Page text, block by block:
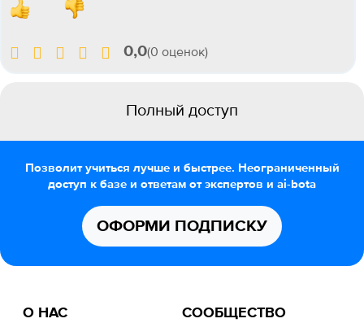
0,0(0 оценок)
Полный доступ
Позволит учиться лучше и быстрее. Неограниченный
доступ к базе и ответам от экспертов и ai-bota
ОФОРМИ ПОДПИСКУ
О НАС СООБЩЕСТВО